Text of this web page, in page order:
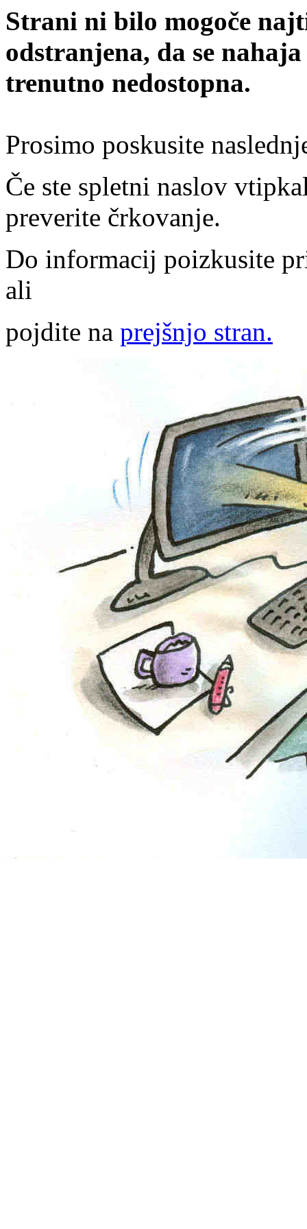
Strani ni bilo mogoče
odstranjena, da se
trenutno nedostopna.
Prosimo poskusite
Če ste spletni naslov
preverite črkovanje.
Do informacij poizkusite
ali
pojdite na prejšnjo stran.